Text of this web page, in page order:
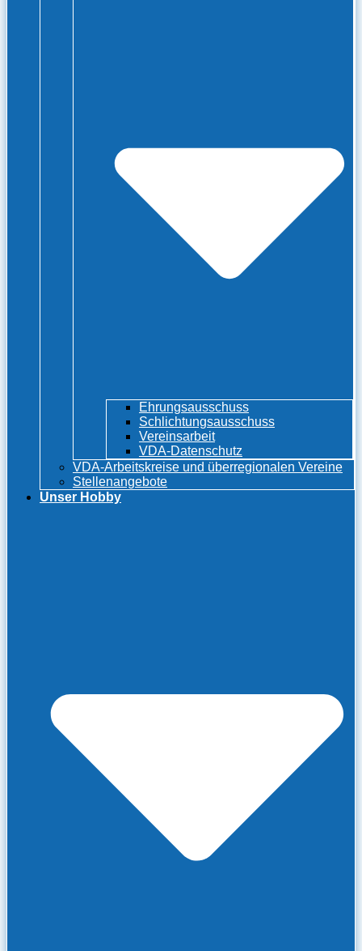
Ehrungsausschuss
Schlichtungsausschuss
Vereinsarbeit
VDA-Datenschutz
VDA-Arbeitskreise und überregionalen Vereine
Stellenangebote
Unser Hobby